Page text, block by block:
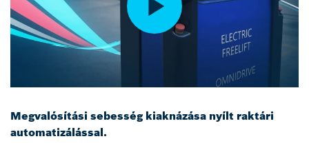
Megvalósítási sebesség kiaknázása nyílt raktári
automatizálással.